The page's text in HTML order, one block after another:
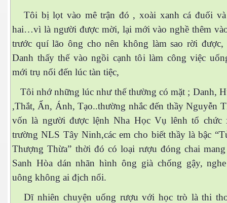
Tôi bị lọt vào mê trận đó , xoài xanh cá đuối và
hai…vì là người được mời, lại mới vào nghề thêm
trước quí lão ông cho nên không làm sao rời được,
Danh thấy thế vào ngồi cạnh tôi làm công việc
mới trụ nổi đến lúc tàn tiệc,
Tôi nhớ những lúc như thế thường có mặt ; Danh,
,Thắt, Ẩn, Ánh, Tạo..thường nhắc đến thầy Nguyễn
vốn là người được lệnh Nha Học Vụ lênh tổ chức
trường NLS Tây Ninh,các em cho biết thầy là bậc
Thượng Thừa” thời đó có loại rượu đóng chai
Sanh Hòa dán nhãn hình ông già chống gậy,
uông không ai địch nổi.
Dĩ nhiên chuyện uống rượu với học trò là thi